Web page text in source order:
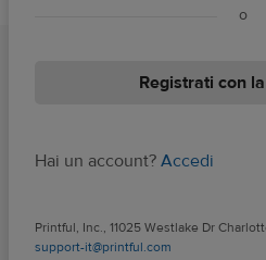
o
Registrati con
Hai un account? Accedi
Printful, Inc., 11025 Westlake Dr
support-it@printful.com